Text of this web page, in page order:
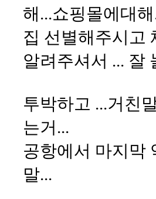
해...쇼핑몰에대
집 선별해주시고
알려주셔서 ... 잘
투박하고 ...거친
는거...
공항에서 마지막
말...